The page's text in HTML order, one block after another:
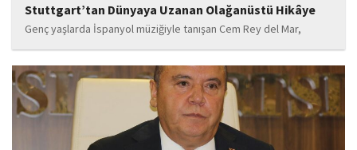
Stuttgart’tan Dünyaya Uzanan Olağanüstü Hikâye
Genç yaşlarda İspanyol müziğiyle tanışan Cem Rey del Mar,
flamenco kültürünün büyüleyici atmosferinden etkilenerek
kendisini bu alana yönlendirdi. Saatler süren disiplinli çalışmalar,
teknik gelişim ve müziğe olan tutkusu, onu kısa...